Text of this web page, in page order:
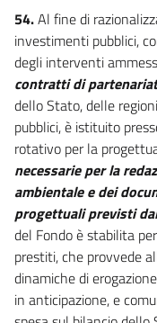
54.Al fine di
investimenti pubblici,
degli interventi
contratti di
dello Stato, delle
pubblici, è istituito
rotativo per la
necessarie per la
ambientale e dei
progettuali previsti
del Fondo è stabilita
prestiti, che provvede
dinamiche di
in anticipazione, e